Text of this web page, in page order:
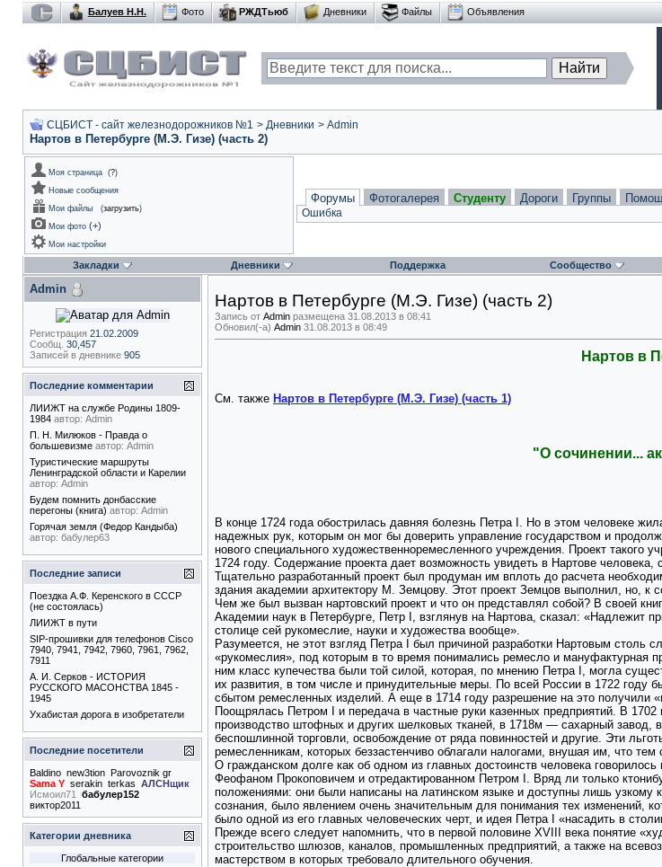
Балуев Н.Н. Фото РЖДТьюб Дневники Файлы Объявления
СЦБИСТ - сайт железнодорожников №1 > Дневники > Admin
Нартов в Петербурге (М.Э. Гизе) (часть 2)
Моя страница (?)
Новые сообщения
Мои файлы
(загрузить)
Мои фото (+)
Мои настройки
Форумы Фотогалерея Студенту Дороги Группы
Ошибка
Закладки Дневники Поддержка Сообщество
Нартов в Петербурге (М.Э. Гизе) (часть 2)
Запись от Admin размещена 31.08.2013 в 08:41
Обновил(-а) Admin 31.08.2013 в 08:49
Нартов в
См. также Нартов в Петербурге (М.Э. Гизе) (часть 1)
"О сочинении...
В конце 1724 года обострилась давняя болезнь Петра I. Но в этом человеке
надежных рук, которым он мог бы доверить управление государством и
нового специального художественноремесленного учреждения. Проект
1724 году. Содержание проекта дает возможность увидеть в Нартове
Тщательно разработанный проект был продуман им вплоть до расчета
здания академии архитектору М. Земцову. Этот проект Земцов выполнил, но, к
Чем же был вызван нартовский проект и что он представлял собой? В своей
Академии наук в Петербурге, Петр I, взглянув на Нартова, сказал: «Надлежит
столице сей рукомеслие, науки и художества вообще».
Разумеется, не этот взгляд Петра I был причиной разработки Нартовым столь
«рукомеслия», под которым в то время понимались ремесло и мануфактурная
ним класс купечества были той силой, которая, по мнению Петра I, могла
их развития, в том числе и принудительные меры. По всей России в 1722 году
сбытом ремесленных изделий. А еще в 1714 году разрешение на это получили
Поощрялась Петром I и передача в частные руки казенных предприятий. В
производство штофных и других шелковых тканей, в 1718м — сахарный
беспошлинной торговли, освобождение от ряда повинностей и другие. Эти
ремесленникам, которых беззастенчиво облагали налогами, внушая им, что
О гражданском долге как об одном из главных достоинств человека
Феофаном Прокоповичем и отредактированном Петром I. Вряд ли только
положениями: они были написаны на латинском языке и доступны лишь узкому
сознания, было явлением очень значительным для понимания тех изменений,
было одной из его главных человеческих черт, и идея Петра I «насадить в
Прежде всего следует напомнить, что в первой половине XVIII века понятие
строительство шлюзов, каналов, промышленных предприятий, а также на
мастерством в которых требовало длительного обучения.
Admin
Регистрация 21.02.2009
Сообщ. 30,457
Записей в дневнике 905
Последние комментарии
ЛИИЖТ на службе Родины 1809-
1984 автор: Admin
П. Н. Милюков - Правда о
большевизме автор: Admin
Туристические маршруты
Ленинградской области и Карелии
автор: Admin
Будем помнить донбасские
перегоны (книга) автор: Admin
Горячая земля (Федор Кандыба)
автор: бабулер63
Последние записи
Поездка А.Ф. Керенского в СССР
(не состоялась)
ЛИИЖТ в пути
SIP-прошивки для телефонов Cisco
7940, 7941, 7942, 7960, 7961, 7962,
7911
А. И. Серков - ИСТОРИЯ
РУССКОГО МАСОНСТВА 1845 -
1945
Ухабистая дорога в изобретатели
Последние посетители
Baldino new3tion
Parovoznik gr
Sama Y serakin terkas АЛСНщик
Исмоил71 бабулер152
виктор2011
Категории дневника
Глобальные категории